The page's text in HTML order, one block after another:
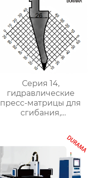
Серия 14,
гидравлические
пресс-матрицы для
сгибания,
листового металла